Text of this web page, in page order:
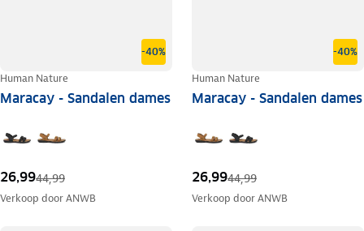
-40%
Human Nature
Maracay - Sandalen dames
26,9944,99
Verkoop doorANWB
-40%
Human Nature
Maracay - Sandalen dames
26,9944,99
Verkoop doorANWB